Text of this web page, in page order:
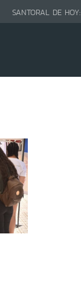
SANTORAL DE HOY: